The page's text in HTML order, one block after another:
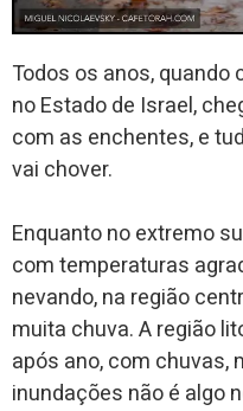
Todos os anos, quando
no Estado de Israel,
com as enchentes, e
vai chover.
Enquanto no extremo
com temperaturas
nevando, na região
muita chuva. A região
após ano, com chuvas,
inundações não é algo